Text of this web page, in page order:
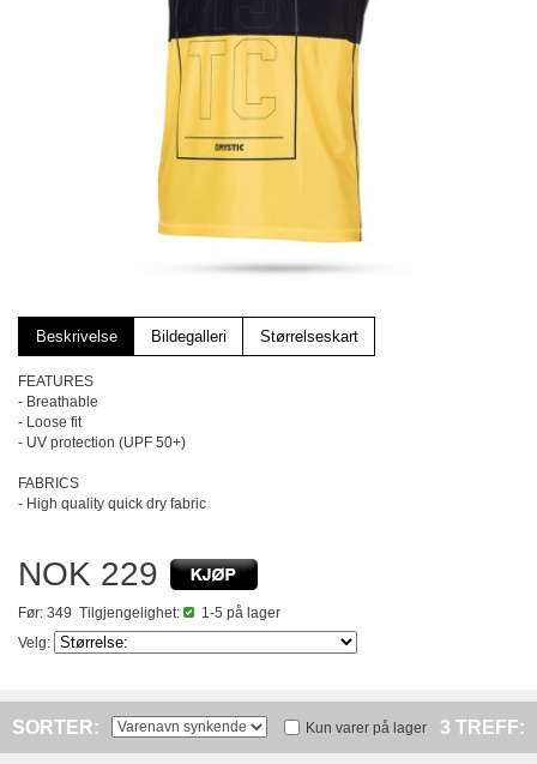
Beskrivelse Bildegalleri Størrelseskart
FEATURES
- Breathable
- Loose fit
- UV protection (UPF 50+)
FABRICS
- High quality quick dry fabric
NOK 229
Før: 349 Tilgjengelighet:
1-5 på lager
Velg:
SORTER: Kun varer på lager 3 TREFF: